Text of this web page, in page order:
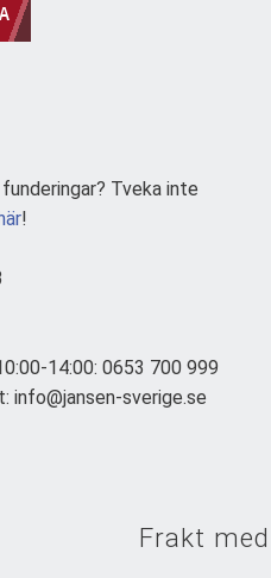
Tveka inte
här!
14:00: 0653 700 999
info@jansen-sverige.se
Frakt med